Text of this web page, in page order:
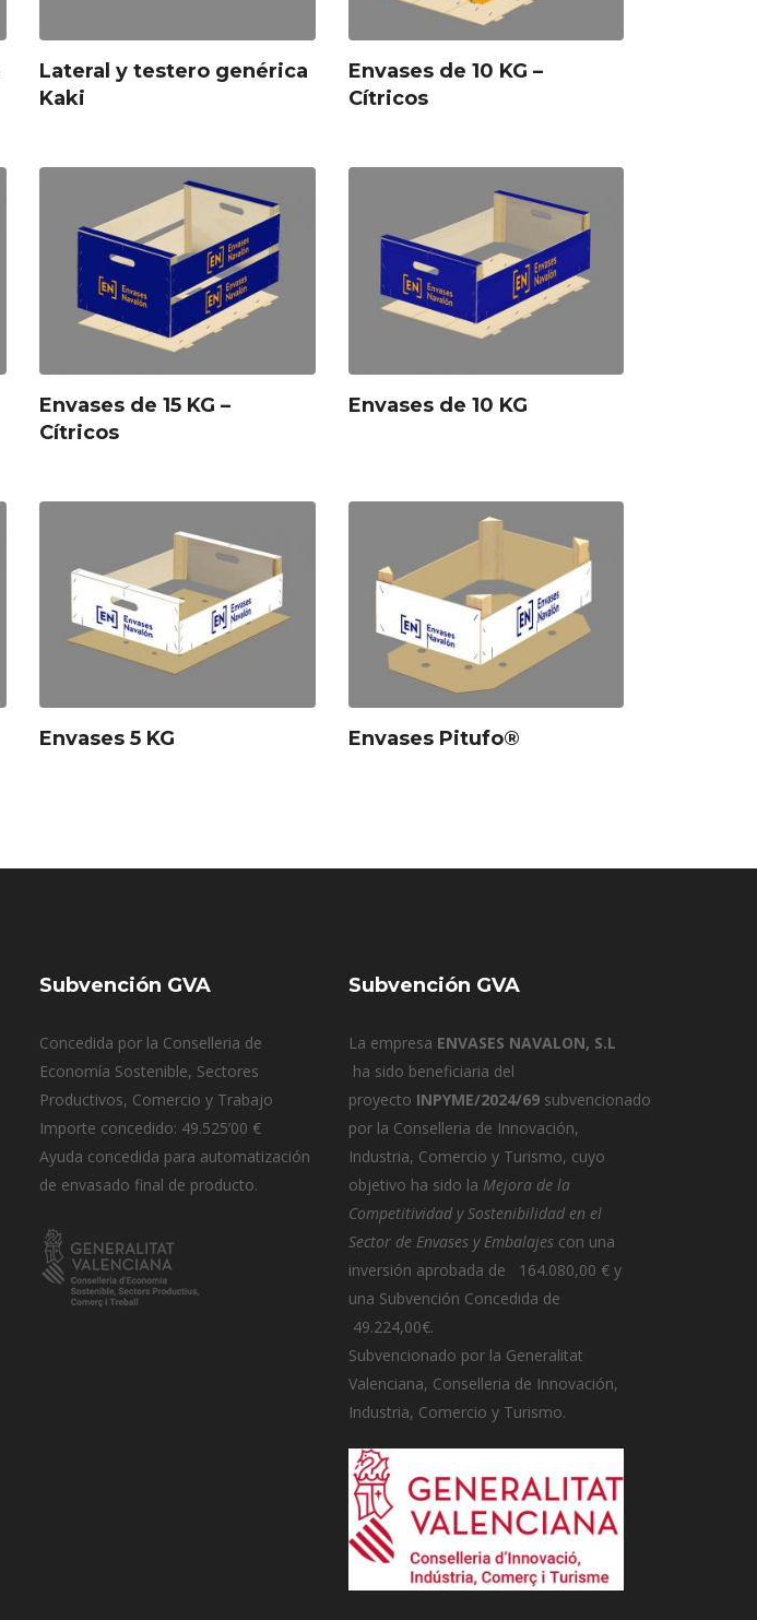
Lateral y testero genérica
Kaki
Envases de 10 KG –
Cítricos
Envases de 15 KG –
Cítricos
Envases de 10 KG
Envases 5 KG Envases Pitufo®
Subvención GVA
Concedida por la Conselleria de
Economía Sostenible, Sectores
Productivos, Comercio y Trabajo
Importe concedido: 49.525’00 €
Ayuda concedida para automatización
de envasado final de producto.
Subvención GVA
La empresa ENVASES NAVALON, S.L
ha sido beneficiaria del
proyecto INPYME/2024/69subvencionado
por la Conselleria de Innovación,
Industria, Comercio y Turismo, cuyo
objetivo ha sido la Mejora de la
Competitividad y Sostenibilidad en el
Sector de Envases y Embalajescon una
inversión aprobada de 164.080,00 € y
una Subvención Concedida de
49.224,00€.
Subvencionado por la Generalitat
Valenciana, Conselleria de Innovación,
Industria, Comercio y Turismo.